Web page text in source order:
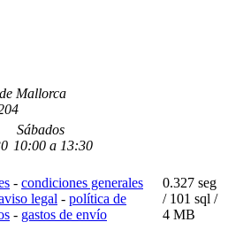
Mallorca
0
Sábados
10:00 a 13:30
- condiciones generales
legal - política de
- gastos de envío
0.327 seg
/ 101 sql /
4 MB